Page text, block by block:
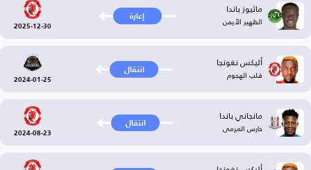
ماثيوز باندا
الظهير الأيمن إعارة
2025-12-30
أليكس نغونجا
قلب الهجوم انتقال
2024-01-25
مانجاني باندا
حارس المرمى انتقال
2024-08-23